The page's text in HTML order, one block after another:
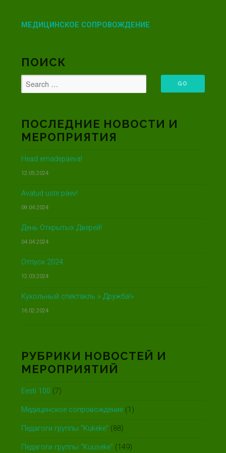
МЕДИЦИНСКОЕ СОПРОВОЖДЕНИЕ
ПОИСК
ПОСЛЕДНИЕ НОВОСТИ И
МЕРОПРИЯТИЯ
Head emadepäeva!
12.05.2024
Avatud uste päev!
09.04.2024
День Открытых Дверей!
04.04.2024
Отпуск 2024
12.03.2024
Кукольный спектакль » Дружба!»
16.02.2024
РУБРИКИ НОВОСТЕЙ И
МЕРОПРИЯТИЙ
Eesti 100 (7)
Медицинское сопровождение(1)
Педагоги группы "Kukeke" (88)
Педагоги группы "Kuuseke" (149)